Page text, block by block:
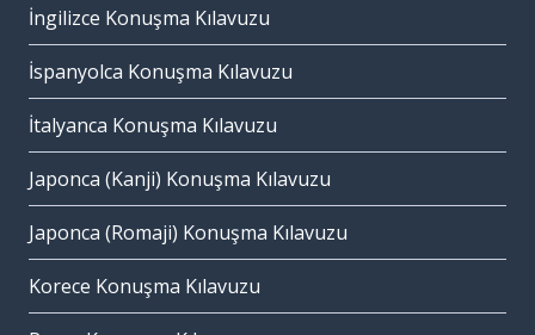
İngilizce Konuşma Kılavuzu
İspanyolca Konuşma Kılavuzu
İtalyanca Konuşma Kılavuzu
Japonca (Kanji) Konuşma Kılavuzu
Japonca (Romaji) Konuşma Kılavuzu
Korece Konuşma Kılavuzu